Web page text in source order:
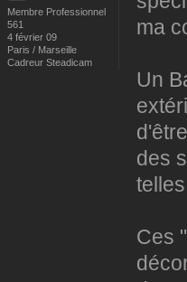
Membre Professionnel
561
4 février 09
Paris / Marseille
Cadreur Steadicam
ma
Un
des
Ces